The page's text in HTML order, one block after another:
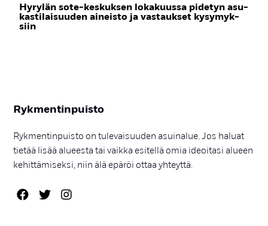
Hy­ry­län so­te-kes­kuk­sen lo­ka­kuus­sa pi­de­tyn asu­
kas­ti­lai­suu­den ai­neis­to ja vas­tauk­set ky­sy­myk­
siin
Ryk­men­tin­puis­to
Rykmentinpuisto on tulevaisuuden asuinalue. Jos haluat
tietää lisää alueesta tai vaikka esitellä omia ideoitasi alueen
kehittämiseksi, niin älä epäröi ottaa yhteyttä.